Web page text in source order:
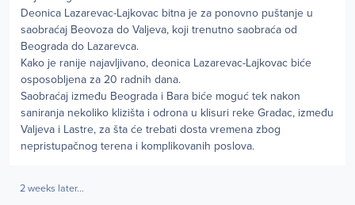
Deonica Lazarevac-Lajkovac bitna je za ponovno puštanje u
saobraćaj Beovoza do Valjeva, koji trenutno saobraća od
Beograda do Lazarevca.
Kako je ranije najavljivano, deonica Lazarevac-Lajkovac biće
osposobljena za 20 radnih dana.
Saobraćaj između Beograda i Bara biće moguć tek nakon
saniranja nekoliko klizišta i odrona u klisuri reke Gradac, između
Valjeva i Lastre, za šta će trebati dosta vremena zbog
nepristupačnog terena i komplikovanih poslova.
2 weeks later...